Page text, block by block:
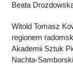
Beata
Witold Tomasz
regionem
Akademii Sztuk
Nachta-